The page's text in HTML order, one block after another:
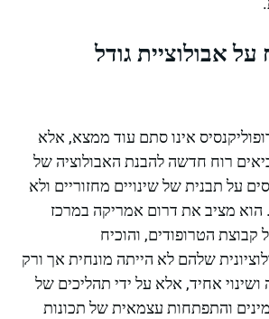
אבולוציית גודל
אינו סתם עוד ממצא, אלא
רוח חדשה להבנת האבולוציה של
על תבנית של שינויים מחזוריים ולא
הוא מציב את דרום אמריקה במרכז
הטרופודים, והוכיח
שלהם לא הייתה מונחית אך ורק
ושינוי אחיד, אלא על ידי תהליכים של
והתפתחות עצמאית של תכונות